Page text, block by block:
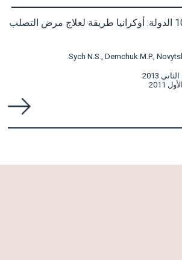
رقم البراءة : 103675 الدولة: أوكرانيا طريقة لعلاج مرض التصلب
Sych N.S., Demchuk M.P.,